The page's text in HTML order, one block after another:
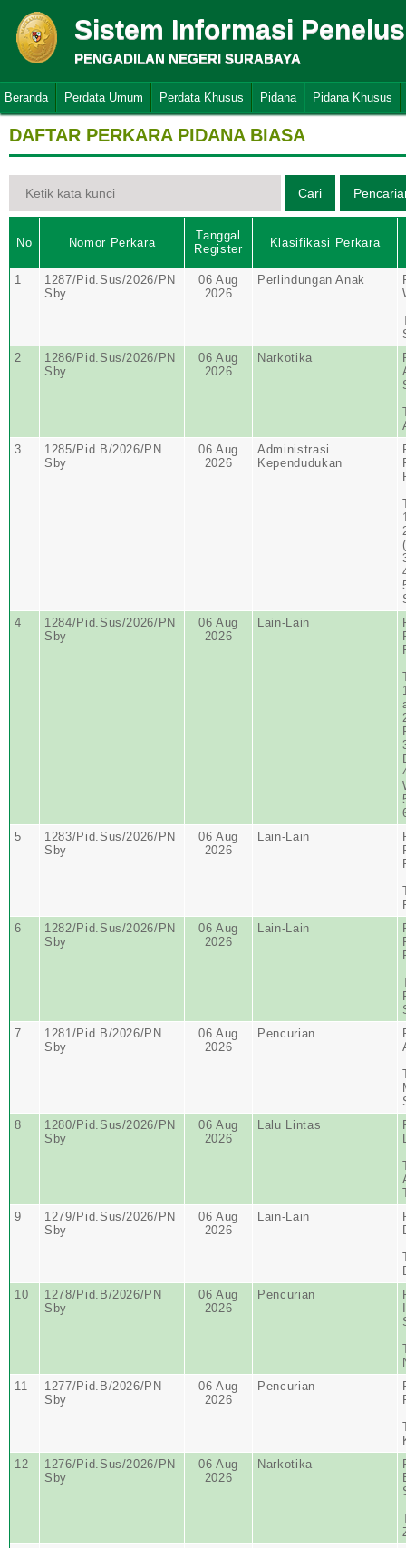
Sistem Informasi
PENGADILAN NEGERI SURABAYA
Beranda Perdata Umum Perdata Khusus Pidana Pidana Khusus
DAFTAR PERKARA PIDANA BIASA
No Nomor Perkara
Tanggal
Register
Klasifikasi Perkara
1
1287/Pid.Sus/2026/PN
Sby
06 Aug
2026
Perlindungan Anak
2
1286/Pid.Sus/2026/PN
Sby
06 Aug
2026
Narkotika
3
1285/Pid.B/2026/PN
Sby
06 Aug
2026
Administrasi
Kependudukan
4
1284/Pid.Sus/2026/PN
Sby
06 Aug
2026
Lain-Lain
5
1283/Pid.Sus/2026/PN
Sby
06 Aug
2026
Lain-Lain
6
1282/Pid.Sus/2026/PN
Sby
06 Aug
2026
Lain-Lain
7
1281/Pid.B/2026/PN
Sby
06 Aug
2026
Pencurian
8
1280/Pid.Sus/2026/PN
Sby
06 Aug
2026
Lalu Lintas
9
1279/Pid.Sus/2026/PN
Sby
06 Aug
2026
Lain-Lain
10
1278/Pid.B/2026/PN
Sby
06 Aug
2026
Pencurian
11
1277/Pid.B/2026/PN
Sby
06 Aug
2026
Pencurian
12
1276/Pid.Sus/2026/PN
Sby
06 Aug
2026
Narkotika